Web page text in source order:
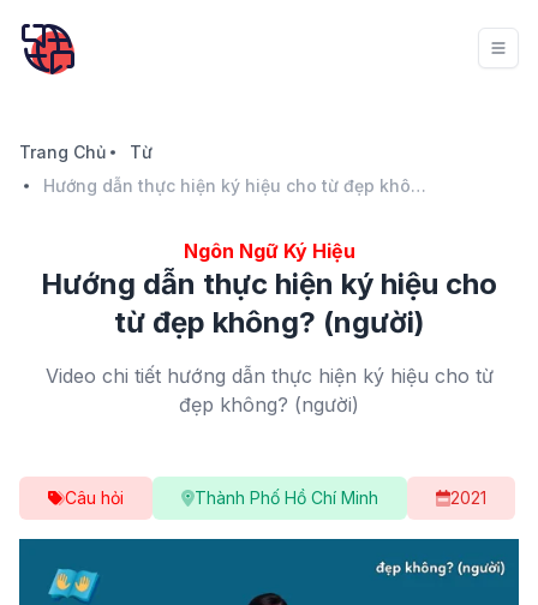
Trang Chủ
Từ
Hướng dẫn thực hiện ký hiệu cho từ đẹp không? (người)
Ngôn Ngữ Ký Hiệu
Hướng dẫn thực hiện ký hiệu cho
từ đẹp không? (người)
Video chi tiết hướng dẫn thực hiện ký hiệu cho từ
đẹp không? (người)
Câu hỏi Thành Phố Hồ Chí Minh 2021